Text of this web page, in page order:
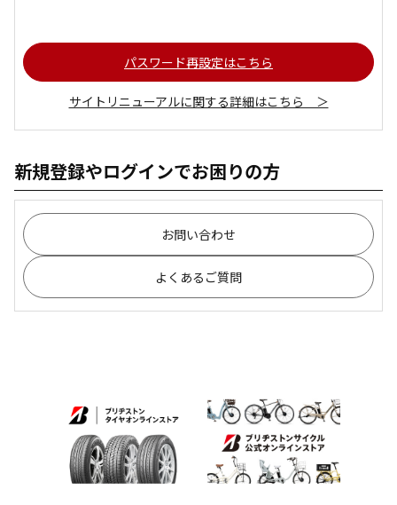
パスワード再設定はこちら
サイトリニューアルに関する詳細はこちら ＞
新規登録やログインでお困りの方
お問い合わせ
よくあるご質問